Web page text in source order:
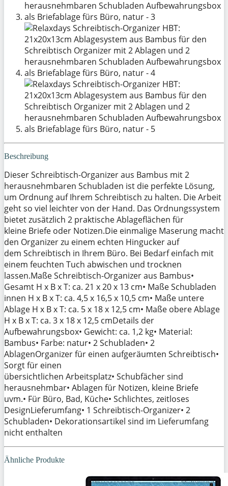
Beschreibung
Dieser Schreibtisch-Organizer aus Bambus mit 2
herausnehmbaren Schubladen ist die perfekte Lösung,
um Ordnung auf Ihrem Schreibtisch zu halten. Die Arbeit
geht so viel leichter von der Hand. Das Ordnungssystem
bietet zusätzlich 2 praktische Ablageflächen für
kleine Briefe oder Notizen.Die einmalige Maserung macht
den Organizer zu einem echten Hingucker auf
dem Schreibtisch in Ihrem Büro. Bei Bedarf einfach mit
einem feuchten Tuch abwischen und trocknen
lassen.Maße Schreibtisch-Organizer aus Bambus•
Gesamt H x B x T: ca. 21 x 20 x 13 cm• Maße Schubladen
innen H x B x T: ca. 4,5 x 16,5 x 10,5 cm• Maße untere
Ablage H x B x T: ca. 5 x 18 x 12,5 cm• Maße obere Ablage
H x B x T: ca. 3 x 18 x 12,5 cmDetails der
Aufbewahrungsbox• Gewicht: ca. 1,2 kg• Material:
Bambus• Farbe: natur• 2 Schubladen• 2
AblagenOrganizer für einen aufgeräumten Schreibtisch•
Sorgt für einen
übersichtlichen Arbeitsplatz• Schubfächer sind
herausnehmbar• Ablagen für Notizen, kleine Briefe
uvm.• Für Büro, Bad, Küche• Schlichtes, zeitloses
DesignLieferumfang• 1 Schreibtisch-Organizer• 2
Schubladen• Dekorationsartikel sind im Lieferumfang
nicht enthalten
Ähnliche Produkte